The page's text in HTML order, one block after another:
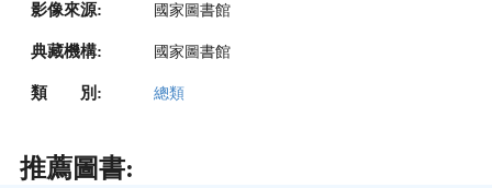
影像來源: 國家圖書館
典藏機構: 國家圖書館
類 別: 總類
推薦圖書: